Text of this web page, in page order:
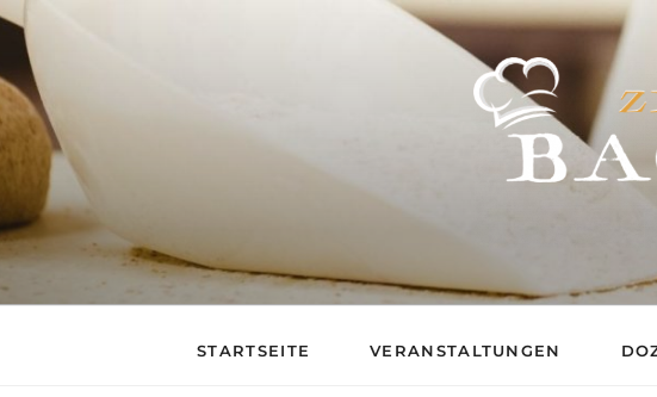
BACKSTUB – DIE
STARTSEITE VERANSTALTUNGEN